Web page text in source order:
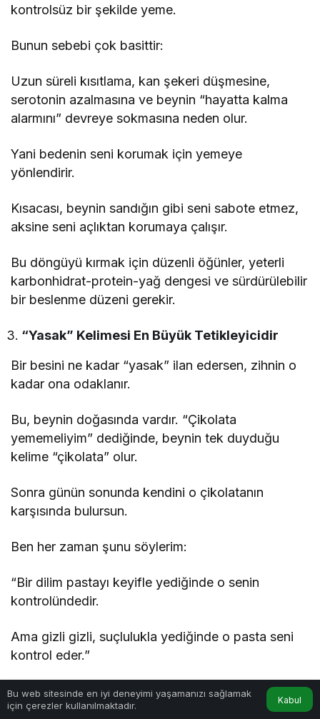
kontrolsüz bir şekilde yeme.
Bunun sebebi çok basittir:
Uzun süreli kısıtlama, kan şekeri düşmesine,
serotonin azalmasına ve beynin “hayatta kalma
alarmını” devreye sokmasına neden olur.
Yani bedenin seni korumak için yemeye
yönlendirir.
Kısacası, beynin sandığın gibi seni sabote etmez,
aksine seni açlıktan korumaya çalışır.
Bu döngüyü kırmak için düzenli öğünler, yeterli
karbonhidrat-protein-yağ dengesi ve sürdürülebilir
bir beslenme düzeni gerekir.
“Yasak” Kelimesi En Büyük Tetikleyicidir
Bir besini ne kadar “yasak” ilan edersen, zihnin o
kadar ona odaklanır.
Bu, beynin doğasında vardır. “Çikolata
yememeliyim” dediğinde, beynin tek duyduğu
kelime “çikolata” olur.
Sonra günün sonunda kendini o çikolatanın
karşısında bulursun.
Ben her zaman şunu söylerim:
“Bir dilim pastayı keyifle yediğinde o senin
kontrolündedir.
Ama gizli gizli, suçlulukla yediğinde o pasta seni
kontrol eder.”
Yani yasaklar yerine izinli denge kurmak gerekir.
Bu web sitesinde en iyi deneyimi yaşamanızı sağlamak
için çerezler kullanılmaktadır.
Kabul